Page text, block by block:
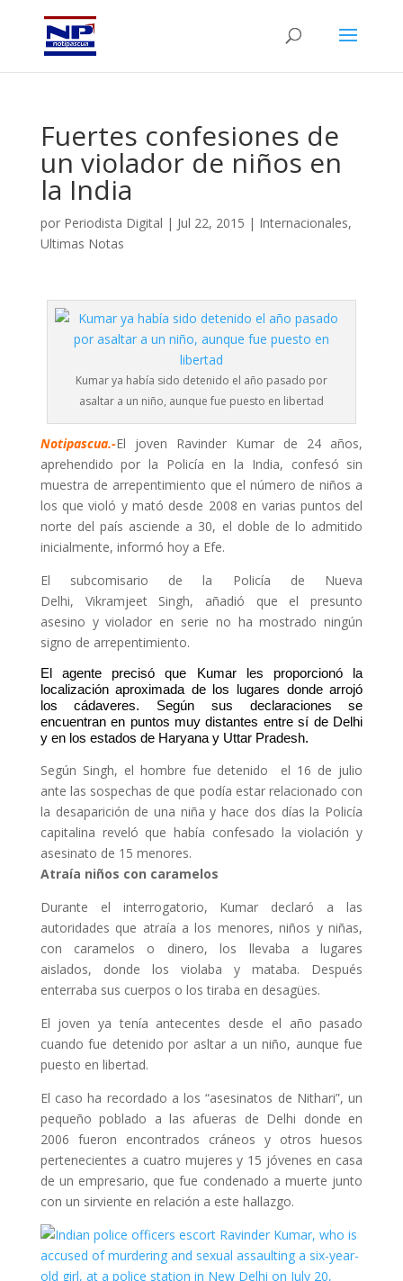
Fuertes confesiones de
un violador de niños en
la India
por Periodista Digital | Jul 22, 2015 | Internacionales,
Ultimas Notas
Kumar ya había sido detenido el año pasado por
asaltar a un niño, aunque fue puesto en libertad
Notipascua.-El joven Ravinder Kumar de 24 años,
aprehendido por la Policía en la India, confesó sin
muestra de arrepentimiento que el número de niños a
los que violó y mató desde 2008 en varias puntos del
norte del país asciende a 30, el doble de lo admitido
inicialmente, informó hoy a Efe.
El subcomisario de la Policía de Nueva
Delhi, Vikramjeet Singh, añadió que el presunto
asesino y violador en serie no ha mostrado ningún
signo de arrepentimiento.
El agente precisó que Kumar les proporcionó la
localización aproximada de los lugares donde arrojó
los cádaveres. Según sus declaraciones se
encuentran en puntos muy distantes entre sí de Delhi
y en los estados de Haryana y Uttar Pradesh.
Según Singh, el hombre fue detenido el 16 de julio
ante las sospechas de que podía estar relacionado con
la desaparición de una niña y hace dos días la Policía
capitalina reveló que había confesado la violación y
asesinato de 15 menores.
Atraía niños con caramelos
Durante el interrogatorio, Kumar declaró a las
autoridades que atraía a los menores, niños y niñas,
con caramelos o dinero, los llevaba a lugares
aislados, donde los violaba y mataba. Después
enterraba sus cuerpos o los tiraba en desagües.
El joven ya tenía antecentes desde el año pasado
cuando fue detenido por asltar a un niño, aunque fue
puesto en libertad.
El caso ha recordado a los “asesinatos de Nithari”, un
pequeño poblado a las afueras de Delhi donde en
2006 fueron encontrados cráneos y otros huesos
pertenecientes a cuatro mujeres y 15 jóvenes en casa
de un empresario, que fue condenado a muerte junto
con un sirviente en relación a este hallazgo.